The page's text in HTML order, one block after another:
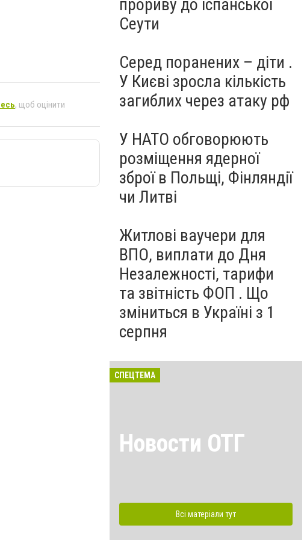
, щоб оцінити
прориву до іспанської
Сеути
Серед поранених – діти .
У Києві зросла кількість
загиблих через атаку рф
У НАТО обговорюють
розміщення ядерної
зброї в Польщі, Фінляндії
чи Литві
Житлові ваучери для
ВПО, виплати до Дня
Незалежності, тарифи
та звітність ФОП . Що
зміниться в Україні з 1
серпня
СПЕЦТЕМА
Новости ОТГ
Всі матеріали тут